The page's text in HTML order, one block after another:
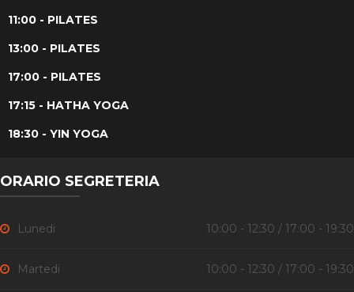
11:00 - PILATES
13:00 - PILATES
17:00 - PILATES
17:15 - HATHA YOGA
18:30 - YIN YOGA
ORARIO SEGRETERIA
Lunedi 10:00 - 12:30 / 17:00 - 19:30
Martedi 10:00 - 12:30 / 17:00 - 19:30